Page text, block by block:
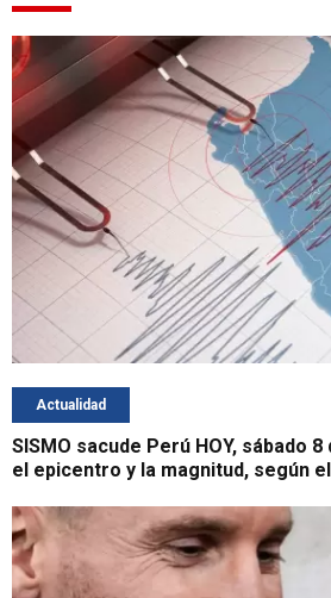
Actualidad
SISMO sacude Perú HOY, sábado
el epicentro y la magnitud, según